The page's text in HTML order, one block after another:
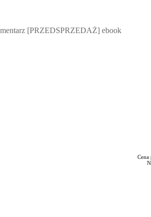
[PRZEDSPRZEDAŻ] ebook
Cena